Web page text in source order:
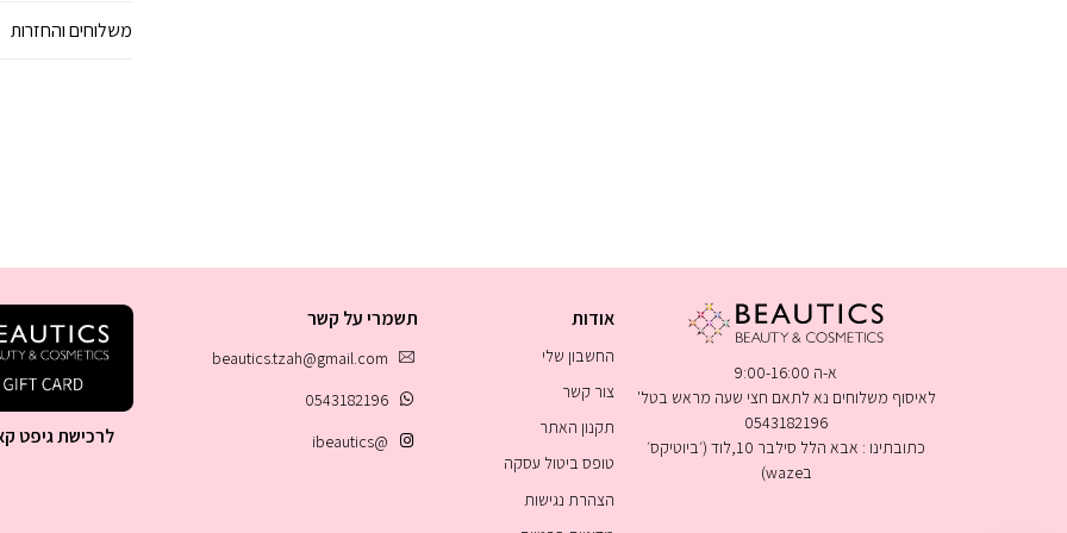
משלוחים והחזרות
אודות
החשבון שלי
צור קשר
תקנון האתר
טופס ביטול עסקה
הצהרת נגישות
תשמרי על קשר
beautics.tzah@gmail.com
0543182196
@ibeautics
א-ה 9:00-16:00
לאיסוף משלוחים נא לתאם חצי שעה מראש בטל'
0543182196
כתובתינו : אבא הלל סילבר 10,לוד (׳ביוטיקס׳
בwaze)
לרכישת גיפט